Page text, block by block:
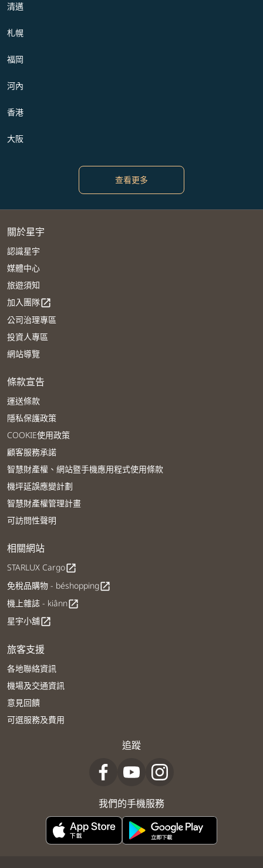
清邁
札幌
福岡
河內
香港
大阪
查看更多
關於星宇
認識星宇
媒體中心
旅遊須知
加入團隊open_in_new
公司治理專區
投資人專區
網站導覽
條款宣告
運送條款
隱私保護政策
COOKIE使用政策
顧客服務承諾
智慧財產權、網站暨手機應用程式使用條款
機坪延誤應變計劃
智慧財產權管理計畫
可訪問性聲明
相關網站
STARLUX Cargoopen_in_new
免稅品購物 - béshoppingopen_in_new
機上雜誌 - kiânnopen_in_new
星宇小舖open_in_new
旅客支援
各地聯絡資訊
機場及交通資訊
意見回饋
可選服務及費用
追蹤
我們的手機服務